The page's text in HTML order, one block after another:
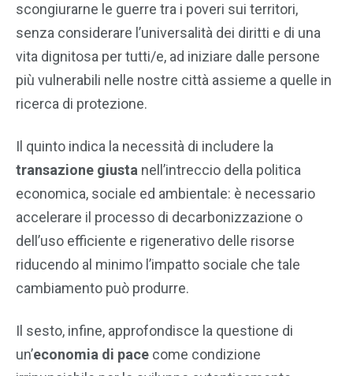
scongiurarne le guerre tra i poveri sui territori,
senza considerare l’universalità dei diritti e di una
vita dignitosa per tutti/e, ad iniziare dalle persone
più vulnerabili nelle nostre città assieme a quelle in
ricerca di protezione.
Il quinto indica la necessità di includere la
transazione giusta nell’intreccio della politica
economica, sociale ed ambientale: è necessario
accelerare il processo di decarbonizzazione o
dell’uso efficiente e rigenerativo delle risorse
riducendo al minimo l’impatto sociale che tale
cambiamento può produrre.
Il sesto, infine, approfondisce la questione di
un’economia di pace come condizione